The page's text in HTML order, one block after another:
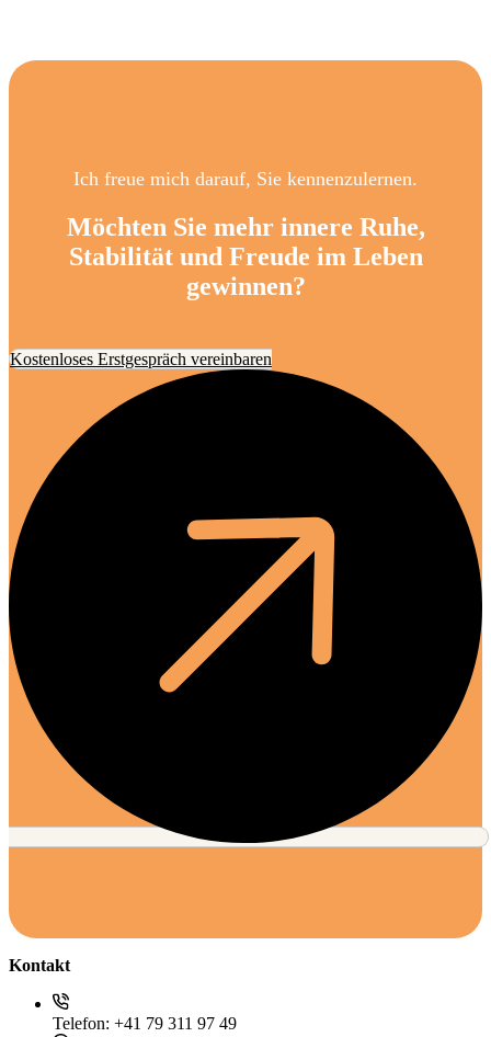
Ich freue mich darauf, Sie kennenzulernen.
Möchten Sie mehr innere Ruhe,
Stabilität und Freude im Leben
gewinnen?
Kostenloses Erstgespräch vereinbaren
Kontakt
Telefon: +41 79 311 97 49